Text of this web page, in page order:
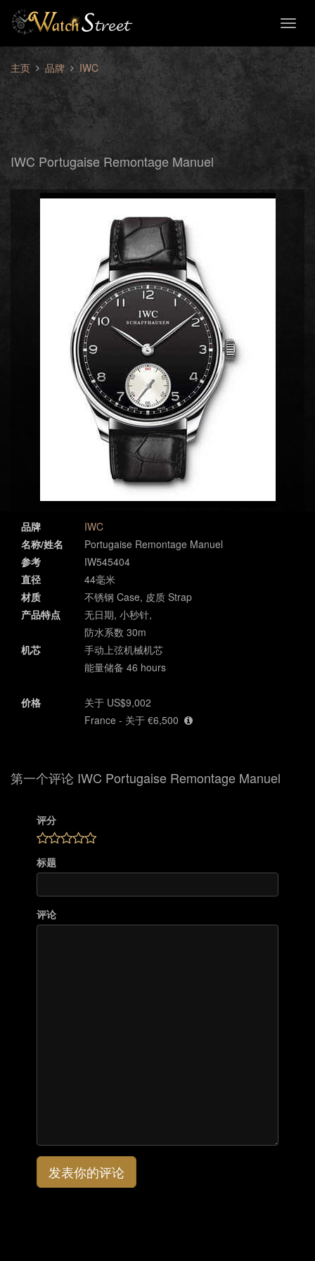
主页 品牌 IWC
IWC Portugaise Remontage Manuel
品牌
IWC
名称/姓名
Portugaise Remontage Manuel
参考
IW545404
直径
44毫米
材质
不锈钢 Case, 皮质 Strap
产品特点
无日期, 小秒针,
防水系数 30m
机芯
手动上弦机械机芯
能量储备 46 hours
价格
关于 US$9,002
France - 关于 €6,500
第一个评论 IWC Portugaise Remontage Manuel
评分
标题
评论
发表你的评论